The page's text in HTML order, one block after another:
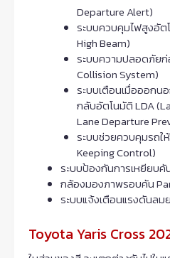
Departure Alert)
ระบบควบคุมไฟสูงอั
High Beam)
ระบบความปลอดภัยก่
Collision System)
ระบบเตือนเมื่อออก
กลับอัตโนมัติ LDA
Lane Departure
ระบบช่วยควบคุมรถใ
Keeping Control)
ระบบป้องกันการเหยียบคั
กล้องมองภาพรอบคัน
ระบบแจ้งเตือนแรงดันลม
Toyota Yaris Cross